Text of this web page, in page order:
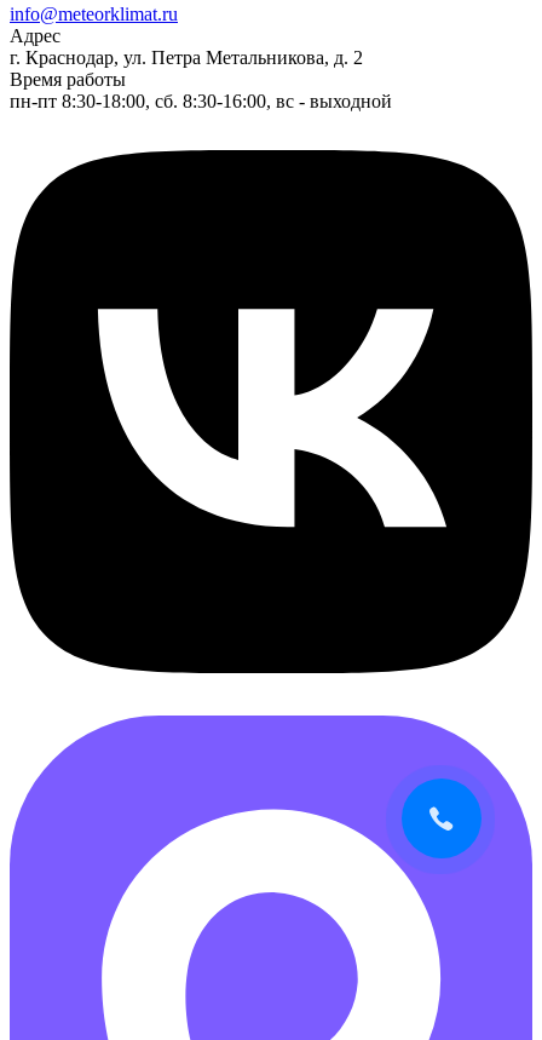
info@meteorklimat.ru
Адрес
г. Краснодар, ул. Петра Метальникова, д. 2
Время работы
пн-пт 8:30-18:00, сб. 8:30-16:00, вс - выходной